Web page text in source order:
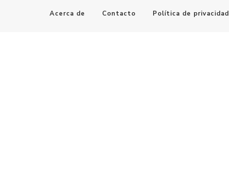
Acerca de Contacto Política de privacidad